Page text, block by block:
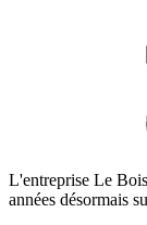
L'entreprise Le
années désormais